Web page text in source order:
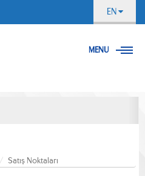
EN
MENU
Satış Noktaları